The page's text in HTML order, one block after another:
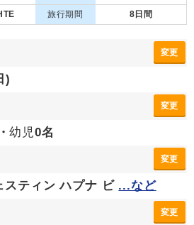
旅行期間 8日間
変更
)
変更
幼児0名
変更
スティン ハプナ ビ ...など
変更